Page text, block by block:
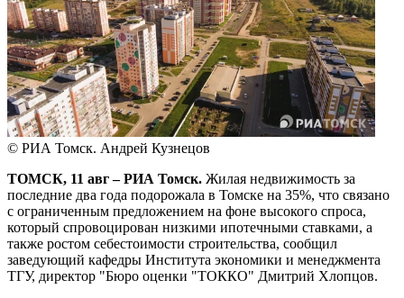
© РИА Томск. Андрей Кузнецов
ТОМСК, 11 авг – РИА Томск. Жилая недвижимость за
последние два года подорожала в Томске на 35%, что связано
с ограниченным предложением на фоне высокого спроса,
который спровоцирован низкими ипотечными ставками, а
также ростом себестоимости строительства, сообщил
заведующий кафедры Института экономики и менеджмента
ТГУ, директор "Бюро оценки "ТОККО" Дмитрий Хлопцов.